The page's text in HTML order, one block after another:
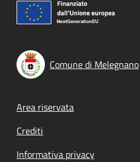
Comune di Melegnano
Footer menu
Area riservata
Crediti
Informativa privacy